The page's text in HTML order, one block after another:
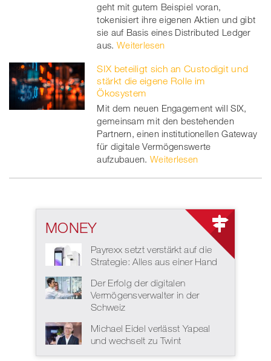
geht mit gutem Beispiel voran,
tokenisiert ihre eigenen Aktien und gibt
sie auf Basis eines Distributed Ledger
aus. Weiterlesen
SIX beteiligt sich an Custodigit und
stärkt die eigene Rolle im
Ökosystem
Mit dem neuen Engagement will SIX,
gemeinsam mit den bestehenden
Partnern, einen institutionellen Gateway
für digitale Vermögenswerte
aufzubauen. Weiterlesen
MONEY
Payrexx setzt verstärkt auf die
Strategie: Alles aus einer Hand
Der Erfolg der digitalen
Vermögensverwalter in der
Schweiz
Michael Eidel verlässt Yapeal
und wechselt zu Twint